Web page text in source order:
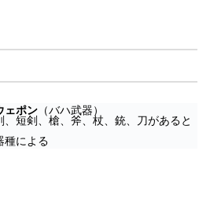
ェポン （バハ武器）
、短剣、槍、斧、杖、銃、刀があると
種による